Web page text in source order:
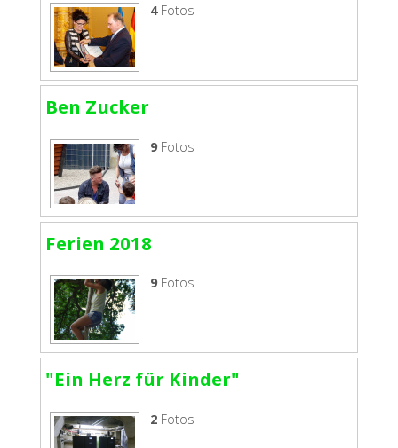
4Fotos
Ben Zucker
9Fotos
Ferien 2018
9Fotos
"Ein Herz für Kinder"
2Fotos